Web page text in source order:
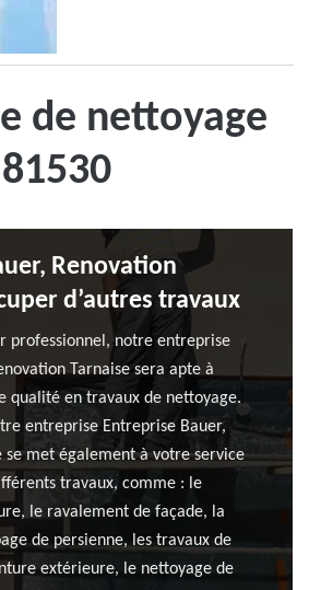
de nettoyage
Renovation
d’autres travaux
professionnel, notre entreprise
Tarnaise sera apte à
qualité en travaux de nettoyage.
entreprise Entreprise Bauer,
se met également à votre service
travaux, comme : le
le ravalement de façade, la
de persienne, les travaux de
extérieure, le nettoyage de